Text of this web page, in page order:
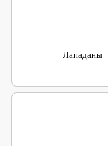
Лападаны